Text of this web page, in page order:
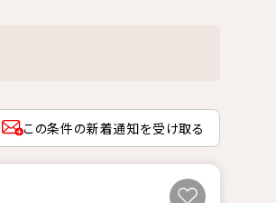
この条件の新着通知を受け取る